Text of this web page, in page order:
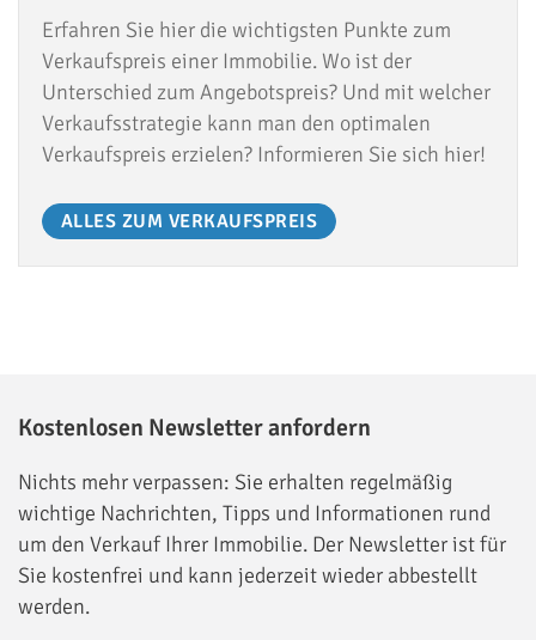
Erfahren Sie hier die wichtigsten Punkte zum
Verkaufspreis einer Immobilie. Wo ist der
Unterschied zum Angebotspreis? Und mit welcher
Verkaufsstrategie kann man den optimalen
Verkaufspreis erzielen? Informieren Sie sich hier!
ALLES ZUM VERKAUFSPREIS
Kostenlosen Newsletter anfordern
Nichts mehr verpassen: Sie erhalten regelmäßig
wichtige Nachrichten, Tipps und Informationen rund
um den Verkauf Ihrer Immobilie. Der Newsletter ist für
Sie kostenfrei und kann jederzeit wieder abbestellt
werden.